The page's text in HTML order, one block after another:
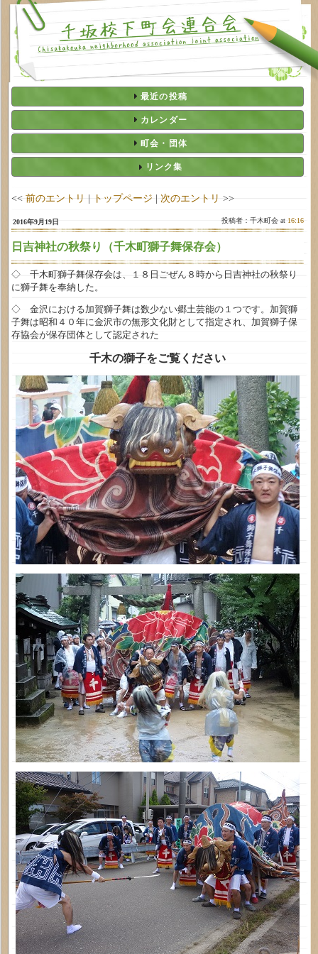
最近の投稿
カレンダー
町会・団体
リンク集
<< 前のエントリ | トップページ | 次のエントリ >>
2016年9月19日 投稿者：千木町会 at 16:16
日吉神社の秋祭り（千木町獅子舞保存会）
◇ 千木町獅子舞保存会は、１８日ごぜん８時から日吉神社の秋祭り
に獅子舞を奉納した。
◇ 金沢における加賀獅子舞は数少ない郷土芸能の１つです。加賀獅
子舞は昭和４０年に金沢市の無形文化財として指定され、加賀獅子保
存協会が保存団体として認定された
千木の獅子をご覧ください